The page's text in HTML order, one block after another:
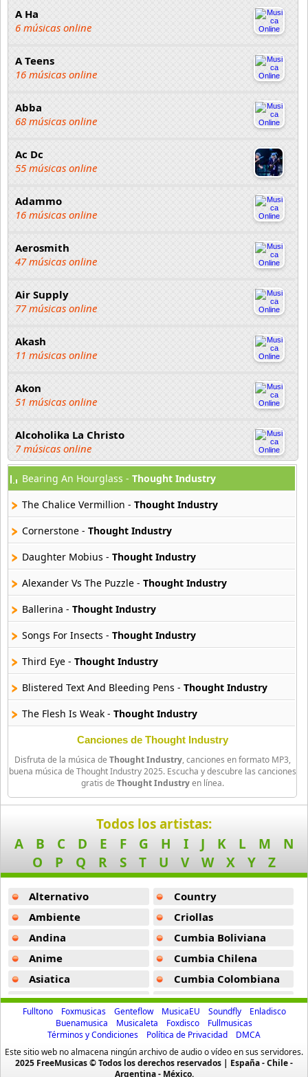
A Ha
6 músicas online
A Teens
16 músicas online
Abba
68 músicas online
Ac Dc
55 músicas online
Adammo
16 músicas online
Aerosmith
47 músicas online
Air Supply
77 músicas online
Akash
11 músicas online
Akon
51 músicas online
Alcoholika La Christo
7 músicas online
Atajo
22 músicas online
Banane Metalik
26 músicas online
16 músicas online
Beady Eye
16 músicas online
Bee Gees
29 músicas online
Ben Harper
11 músicas online
Billboard
163 músicas online
Black Guayaba
25 músicas online
Black Sabbath
110 músicas online
Blondie
10 músicas online
13 músicas online
Bon Jovi
50 músicas online
26 músicas online
Bearing An Hourglass - Thought Industry
The Chalice Vermillion - Thought Industry
Cornerstone - Thought Industry
Daughter Mobius - Thought Industry
Alexander Vs The Puzzle - Thought Industry
Ballerina - Thought Industry
Songs For Insects - Thought Industry
Third Eye - Thought Industry
Blistered Text And Bleeding Pens - Thought Industry
The Flesh Is Weak - Thought Industry
Canciones de Thought Industry
Disfruta de la música de Thought Industry, canciones en formato MP3,
buena música de Thought Industry 2025. Escucha y descubre las canciones
gratis de Thought Industryen línea.
Todos los artistas:
A
B C D E F G H I J K L M
N
O
P Q R S T U V W X Y Z
Alternativo
Ambiente
Andina
Anime
Asiatica
Atevip
Bachatas
Baladas
Baladas De Oro
Country
Criollas
Cumbia Boliviana
Cumbia Chilena
Cumbia Colombiana
Cumbia Ecuatoriana
Cumbia Mexicana
Cumbia Pop
Cumbia Surena
Fulltono Foxmusicas Genteflow MusicaEU Soundfly
Enladisco
Buenamusica
Musicaleta Foxdisco
Fullmusicas
Términos y Condiciones
Política de Privacidad
DMCA
Este sitio web no almacena ningún archivo de audio o vídeo en sus servidores.
2025 FreeMusicas © Todos los derechos reservados | España - Chile -
Argentina - México.